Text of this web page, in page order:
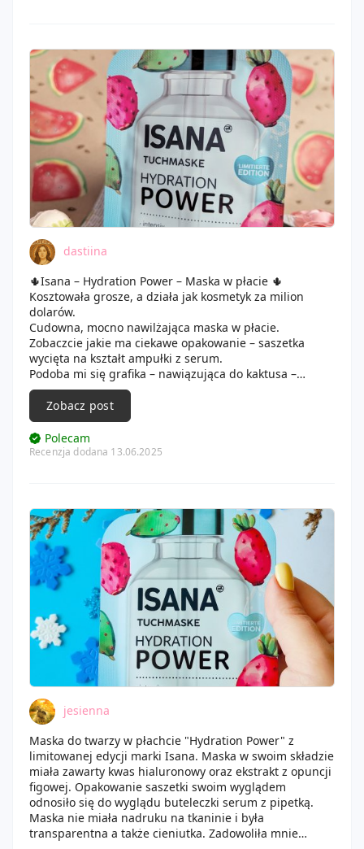
dastiina
🌵Isana – Hydration Power – Maska w płacie 🌵
Kosztowała grosze, a działa jak kosmetyk za milion
dolarów.
Cudowna, mocno nawilżająca maska w płacie.
Zobaczcie jakie ma ciekawe opakowanie – saszetka
wycięta na kształt ampułki z serum.
Podoba mi się grafika – nawiązująca do kaktusa –
którego esencja znajduje się w płynie, którym maska
jest nasączona.
Płat jest mocno cieniutki, bardzo elastyczny, przez
swoją intensywną wilgoć – idealnie dopasowuje się do
twarzy.
Maseczka koi, łagodzi podrażnienia a przede wszystkim
działa na skórę intensywnie nawilżająco.
Kosmetyk także wygładza, zmiękcza oraz odżywia skórę,
a przy tym nie daje efektu ściągnięcia, nie podrażnia,
ani też nie uczula.
Efekt nawodnienia skóry jest praktycznie
natychmiastowy – na pewno po tą maskę sięgnę
ponownie!
Zobacz post
Polecam
Recenzja dodana 13.06.2025
jesienna
Maska do twarzy w płachcie "Hydration Power" z
limitowanej edycji marki Isana. Maska w swoim składzie
miała zawarty kwas hialuronowy oraz ekstrakt z opuncji
figowej. Opakowanie saszetki swoim wyglądem
odnosiło się do wyglądu buteleczki serum z pipetką.
Maska nie miała nadruku na tkaninie i była
transparentna a także cieniutka. Zadowoliła mnie